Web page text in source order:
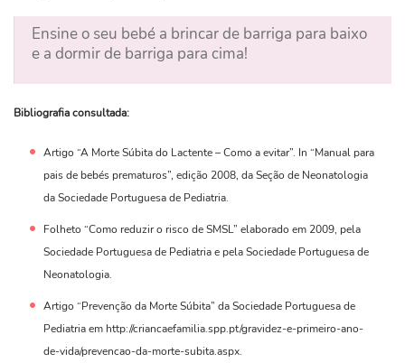
Ensine o seu bebé a brincar de barriga para baixo
e a dormir de barriga para cima!
Bibliografia consultada:
Artigo “A Morte Súbita do Lactente – Como a evitar”. In “Manual para
pais de bebés prematuros”, edição 2008, da Seção de Neonatologia
da Sociedade Portuguesa de Pediatria.
Folheto “Como reduzir o risco de SMSL” elaborado em 2009, pela
Sociedade Portuguesa de Pediatria e pela Sociedade Portuguesa de
Neonatologia.
Artigo “Prevenção da Morte Súbita” da Sociedade Portuguesa de
Pediatria em http://criancaefamilia.spp.pt/gravidez-e-primeiro-ano-
de-vida/prevencao-da-morte-subita.aspx.